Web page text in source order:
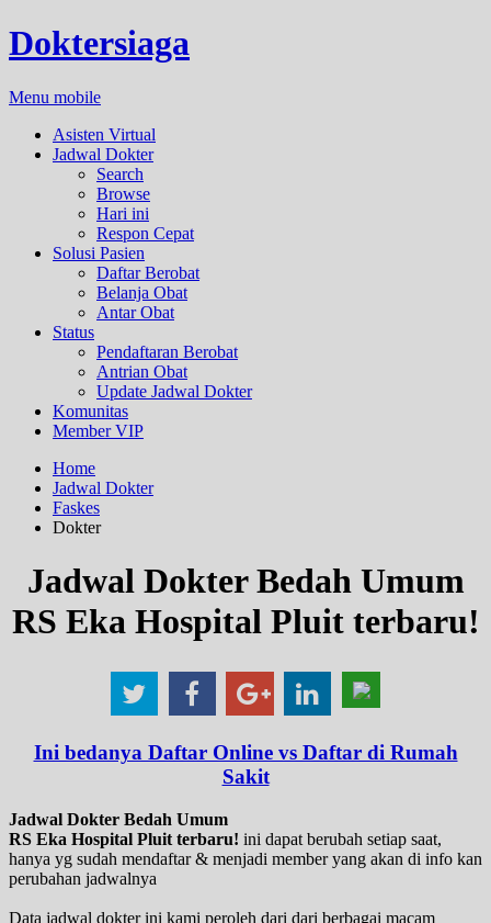
Doktersiaga
Menu mobile
Asisten Virtual
Jadwal Dokter
Search
Browse
Hari ini
Respon Cepat
Solusi Pasien
Daftar Berobat
Belanja Obat
Antar Obat
Status
Pendaftaran Berobat
Antrian Obat
Update Jadwal Dokter
Komunitas
Member VIP
Home
Jadwal Dokter
Faskes
Dokter
Jadwal Dokter Bedah Umum
RS Eka Hospital Pluit terbaru!
Ini bedanya Daftar Online vs Daftar di Rumah
Sakit
Jadwal Dokter Bedah Umum
RS Eka Hospital Pluit terbaru! ini dapat berubah setiap saat,
hanya yg sudah mendaftar & menjadi member yang akan di info kan
perubahan jadwalnya
Data jadwal dokter ini kami peroleh dari dari berbagai macam